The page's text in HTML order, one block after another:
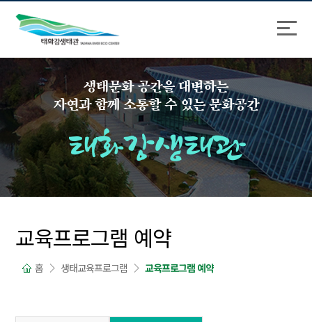
생태문화 공간을 대변하는
자연과 함께 소통할 수 있는 문화공간
태화강생태관
교육프로그램 예약
홈 생태교육프로그램 교육프로그램 예약